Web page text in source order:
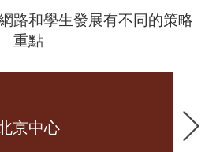
路和學生發展有不同的策略
重點
京中心